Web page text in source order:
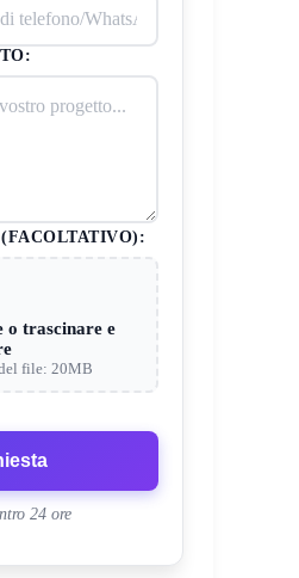
o trascinare e
file: 20MB
24 ore